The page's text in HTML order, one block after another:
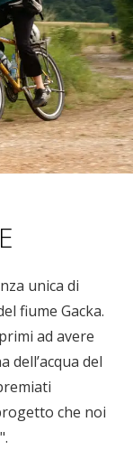
unica di
fiume Gacka.
ad avere
dell’acqua del
che noi